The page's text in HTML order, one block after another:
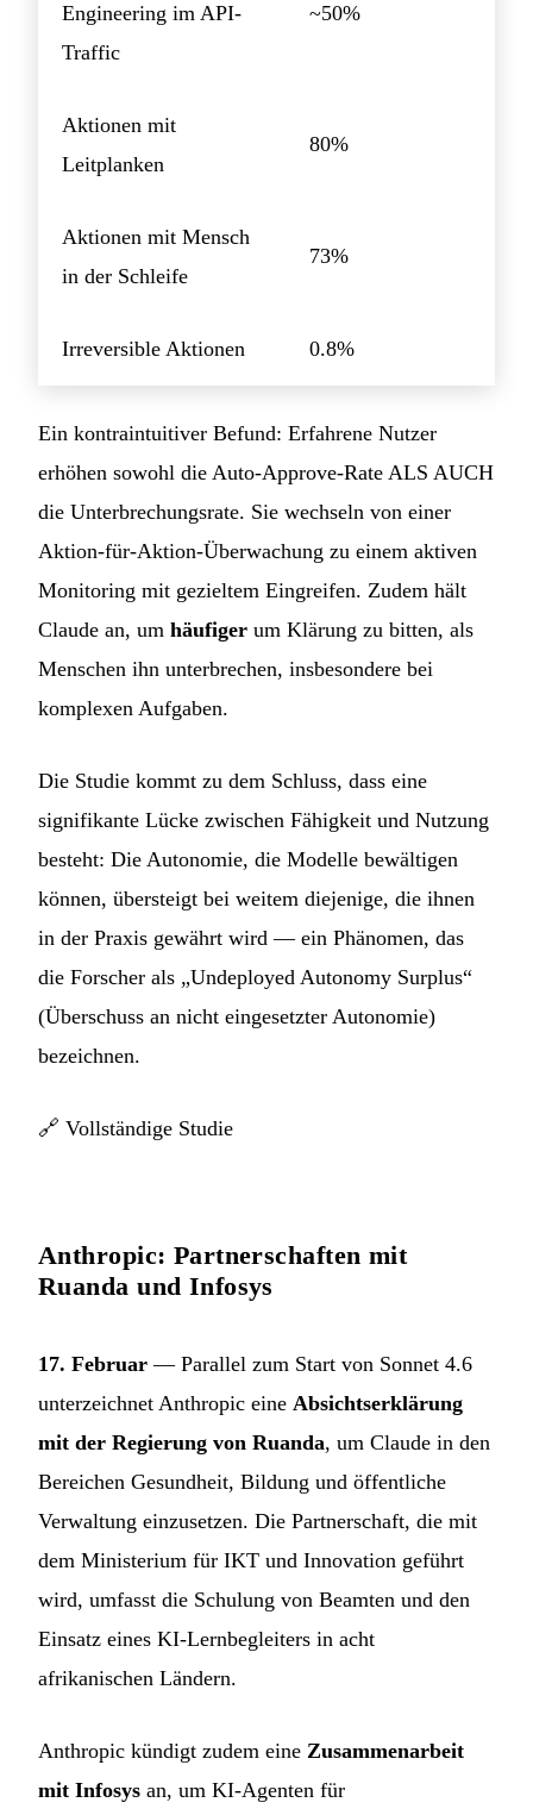
Engineering im API-
Traffic
~50%
Aktionen mit
Leitplanken
80%
Aktionen mit Mensch
in der Schleife
73%
Irreversible Aktionen 0.8%
Ein kontraintuitiver Befund: Erfahrene Nutzer
erhöhen sowohl die Auto-Approve-Rate ALS AUCH
die Unterbrechungsrate. Sie wechseln von einer
Aktion-für-Aktion-Überwachung zu einem aktiven
Monitoring mit gezieltem Eingreifen. Zudem hält
Claude an, um häufiger um Klärung zu bitten, als
Menschen ihn unterbrechen, insbesondere bei
komplexen Aufgaben.
Die Studie kommt zu dem Schluss, dass eine
signifikante Lücke zwischen Fähigkeit und Nutzung
besteht: Die Autonomie, die Modelle bewältigen
können, übersteigt bei weitem diejenige, die ihnen
in der Praxis gewährt wird — ein Phänomen, das
die Forscher als „Undeployed Autonomy Surplus“
(Überschuss an nicht eingesetzter Autonomie)
bezeichnen.
🔗 Vollständige Studie
Anthropic: Partnerschaften mit
Ruanda und Infosys
17. Februar — Parallel zum Start von Sonnet 4.6
unterzeichnet Anthropic eine Absichtserklärung
mit der Regierung von Ruanda, um Claude in den
Bereichen Gesundheit, Bildung und öffentliche
Verwaltung einzusetzen. Die Partnerschaft, die mit
dem Ministerium für IKT und Innovation geführt
wird, umfasst die Schulung von Beamten und den
Einsatz eines KI-Lernbegleiters in acht
afrikanischen Ländern.
Anthropic kündigt zudem eine Zusammenarbeit
mit Infosys an, um KI-Agenten für